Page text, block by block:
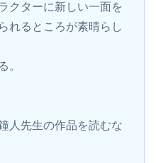
クターに新しい一面を
れるところが素晴らし
。
人先生の作品を読むな